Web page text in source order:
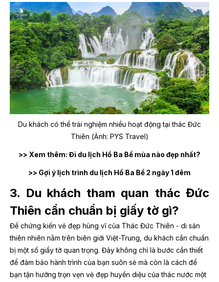
Du khách có thể trải nghiệm nhiều hoạt động tại thác Đức
Thiên (Ảnh: PYS Travel)
>> Xem thêm: Đi du lịch Hồ Ba Bể mùa nào đẹp nhất?
>> Gợi ý lịch trình du lịch Hồ Ba Bể 2 ngày 1 đêm
3. Du khách tham quan thác Đức
Thiên cần chuẩn bị giấy tờ gì?
Để chứng kiến vẻ đẹp hùng vĩ của Thác Đức Thiên - di sản
thiên nhiên nằm trên biên giới Việt-Trung, du khách cần chuẩn
bị một số giấy tờ quan trọng. Đây không chỉ là bước cần thiết
để đảm bảo hành trình của bạn suôn sẻ mà còn là cách để
bạn tận hưởng trọn vẹn vẻ đẹp huyền diệu của thác nước một